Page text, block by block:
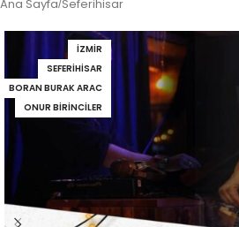
Ana Sayfa/Seferihisar
İZMIR
SEFERIHISAR
BORAN BURAK ARAC
ONUR BIRINCILER